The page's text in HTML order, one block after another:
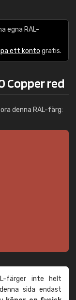
egna RAL-
ett konto gratis.
Copper red
denna RAL-färg:
färger inte helt
sida endast